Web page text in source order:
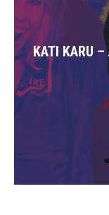
KATI KARU –